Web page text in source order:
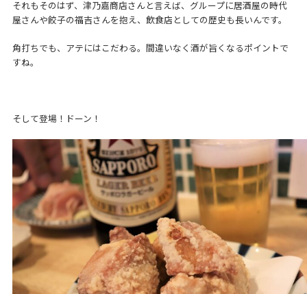
それもそのはず、津乃嘉商店さんと言えば、グループに居酒屋の時代
屋さんや餃子の福吉さんを抱え、飲食店としての歴史も長いんです。
角打ちでも、アテにはこだわる。間違いなく酒が旨くなるポイントで
すね。
そして登場！ドーン！